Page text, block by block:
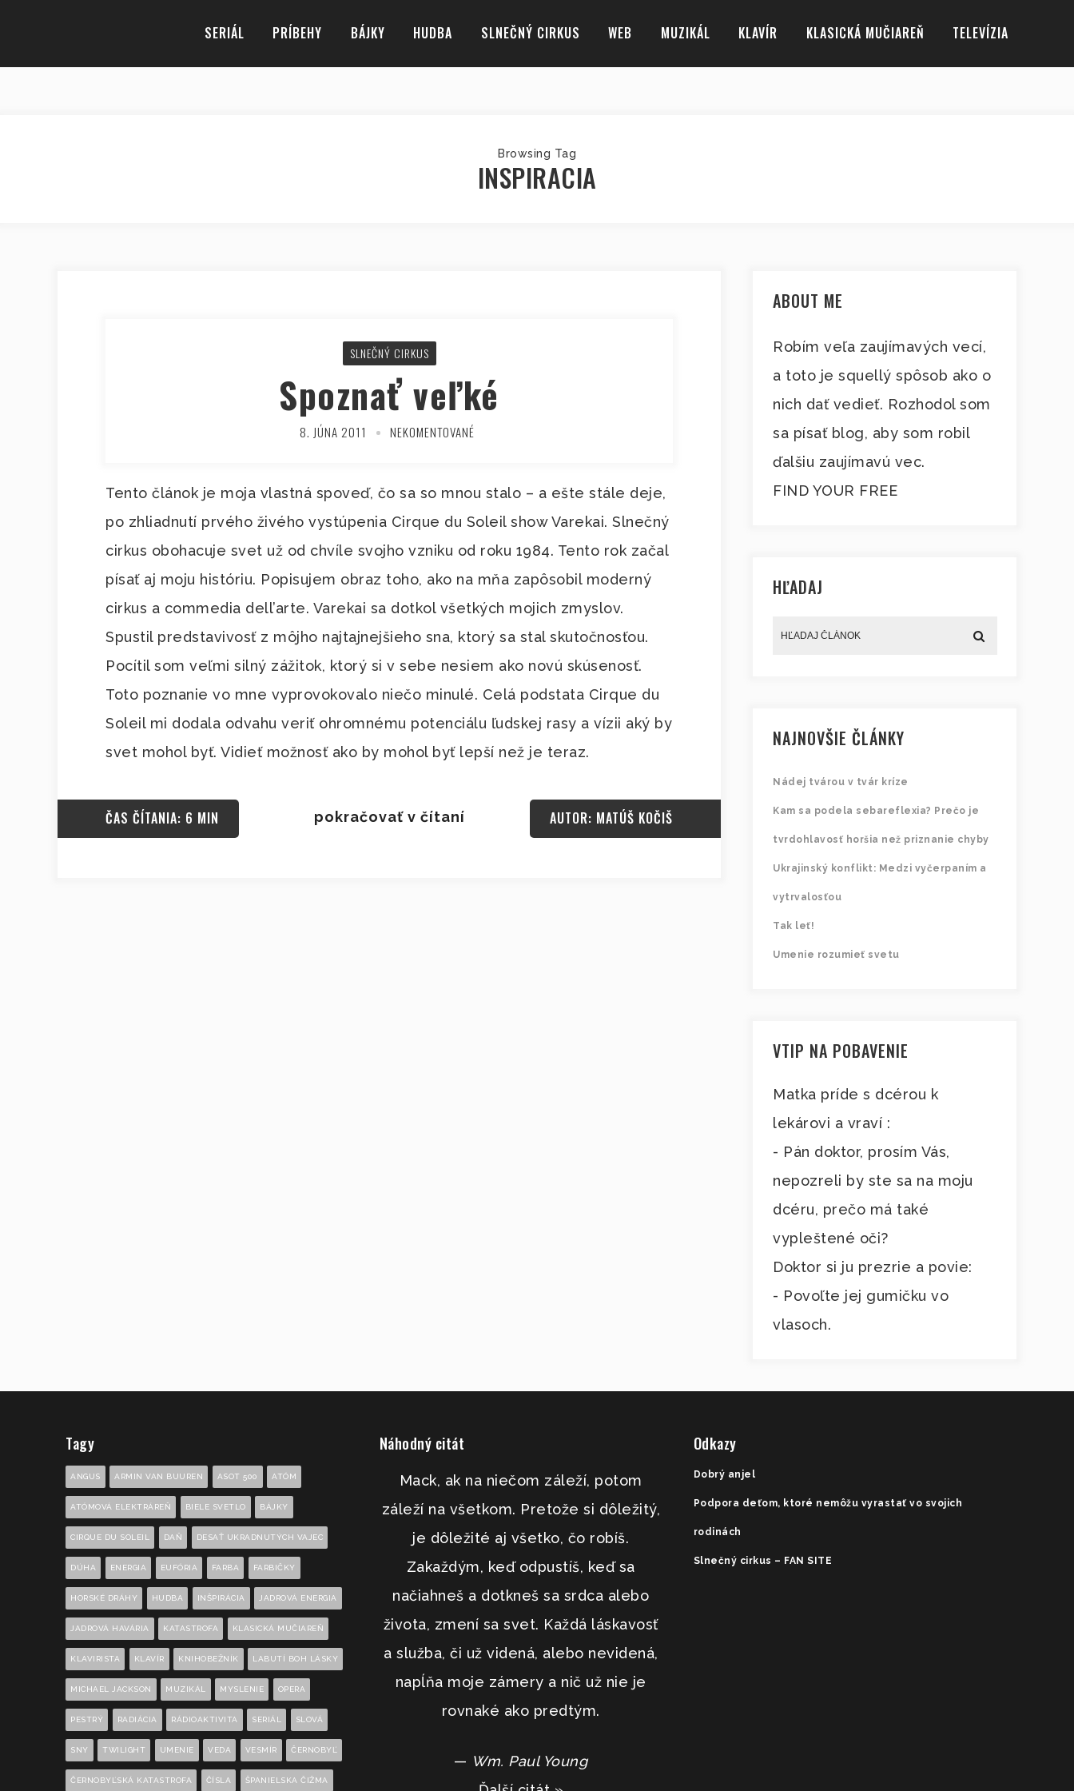
SERIÁL PRÍBEHY BÁJKY HUDBA SLNEČNÝ CIRKUS WEB MUZIKÁL KLAVÍR KLASICKÁ MUČIAREŇ TELEVÍZIA
Browsing Tag
INSPIRACIA
SLNEČNÝ CIRKUS
Spoznať veľké
8. JÚNA 2011 NEKOMENTOVANÉ
Tento článok je moja vlastná spoveď, čo sa so mnou stalo – a ešte stále deje,
po zhliadnutí prvého živého vystúpenia Cirque du Soleil show Varekai. Slnečný
cirkus obohacuje svet už od chvíle svojho vzniku od roku 1984. Tento rok začal
písať aj moju históriu. Popisujem obraz toho, ako na mňa zapôsobil moderný
cirkus a commedia dell’arte. Varekai sa dotkol všetkých mojich zmyslov.
Spustil predstavivosť z môjho najtajnejšieho sna, ktorý sa stal skutočnosťou.
Pocítil som veľmi silný zážitok, ktorý si v sebe nesiem ako novú skúsenosť.
Toto poznanie vo mne vyprovokovalo niečo minulé. Celá podstata Cirque du
Soleil mi dodala odvahu veriť ohromnému potenciálu ľudskej rasy a vízii aký by
svet mohol byť. Vidieť možnosť ako by mohol byť lepší než je teraz.
pokračovať v čítaní
ČAS ČÍTANIA: 6 MIN AUTOR: MATÚŠ KOČIŠ
ABOUT ME
Robím veľa zaujímavých vecí,
a toto je squellý spôsob ako o
nich dať vedieť. Rozhodol som
sa písať blog, aby som robil
ďalšiu zaujímavú vec.
FIND YOUR FREE
HĽADAJ
NAJNOVŠIE ČLÁNKY
Nádej tvárou v tvár kríze
Kam sa podela sebareflexia? Prečo je
tvrdohlavosť horšia než priznanie chyby
Ukrajinský konflikt: Medzi vyčerpaním a
vytrvalosťou
Tak leť!
Umenie rozumieť svetu
VTIP NA POBAVENIE
Matka príde s dcérou k
lekárovi a vraví :
- Pán doktor, prosím Vás,
nepozreli by ste sa na moju
dcéru, prečo má také
vypleštené oči?
Doktor si ju prezrie a povie:
- Povoľte jej gumičku vo
vlasoch.
Tagy
ANGUS ARMIN VAN BUUREN ASOT 500 ATÓM
ATÓMOVÁ ELEKTRÁREŇ BIELE SVETLO BÁJKY
CIRQUE DU SOLEIL DAŇ DESAŤ UKRADNUTÝCH VAJEC
DÚHA ENERGIA EUFÓRIA FARBA FARBIČKY
HORSKÉ DRÁHY HUDBA INŠPIRÁCIA JADROVÁ ENERGIA
JADROVÁ HAVÁRIA KATASTROFA KLASICKÁ MUČIAREŇ
KLAVIRISTA KLAVÍR KNIHOBEŽNÍK LABUTÍ BOH LÁSKY
MICHAEL JACKSON MUZIKÁL MYSLENIE OPERA
PESTRÝ RADIÁCIA RÁDIOAKTIVITA SERIÁL SLOVÁ
SNY TWILIGHT UMENIE VEDA VESMÍR ČERNOBYĽ
ČERNOBYĽSKÁ KATASTROFA ČÍSLA ŠPANIELSKA ČIŽMA
Náhodný citát
Mack, ak na niečom záleží, potom
záleží na všetkom. Pretože si dôležitý,
je dôležité aj všetko, čo robíš.
Zakaždým, keď odpustíš, keď sa
načiahneš a dotkneš sa srdca alebo
života, zmení sa svet. Každá láskavosť
a služba, či už videná, alebo nevidená,
napĺňa moje zámery a nič už nie je
rovnaké ako predtým.
— Wm. Paul Young
Odkazy
Dobrý anjel
Podpora deťom, ktoré nemôžu vyrastať vo svojich
rodinách
Slnečný cirkus – FAN SITE